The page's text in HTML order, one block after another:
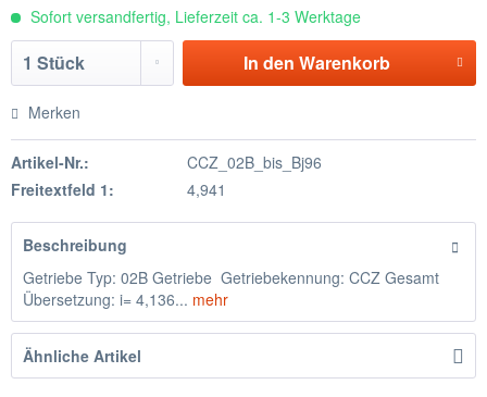
Sofort versandfertig, Lieferzeit ca. 1-3 Werktage
In den Warenkorb
Merken
Artikel-Nr.:
CCZ_02B_bis_Bj96
Freitextfeld 1:
4,941
Beschreibung
Getriebe Typ: 02B Getriebe Getriebekennung: CCZ Gesamt
Übersetzung: i= 4,136... mehr
Ähnliche Artikel